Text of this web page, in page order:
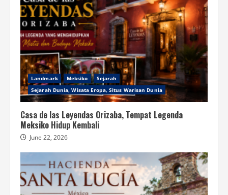
Landmark Meksiko
Sejarah
Sejarah Dunia, Wisata Eropa, Situs Warisan Dunia
Casa de las Leyendas Orizaba, Tempat Legenda
Meksiko Hidup Kembali
June 22, 2026